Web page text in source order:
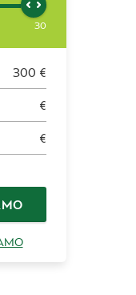
30
300 €
€
€